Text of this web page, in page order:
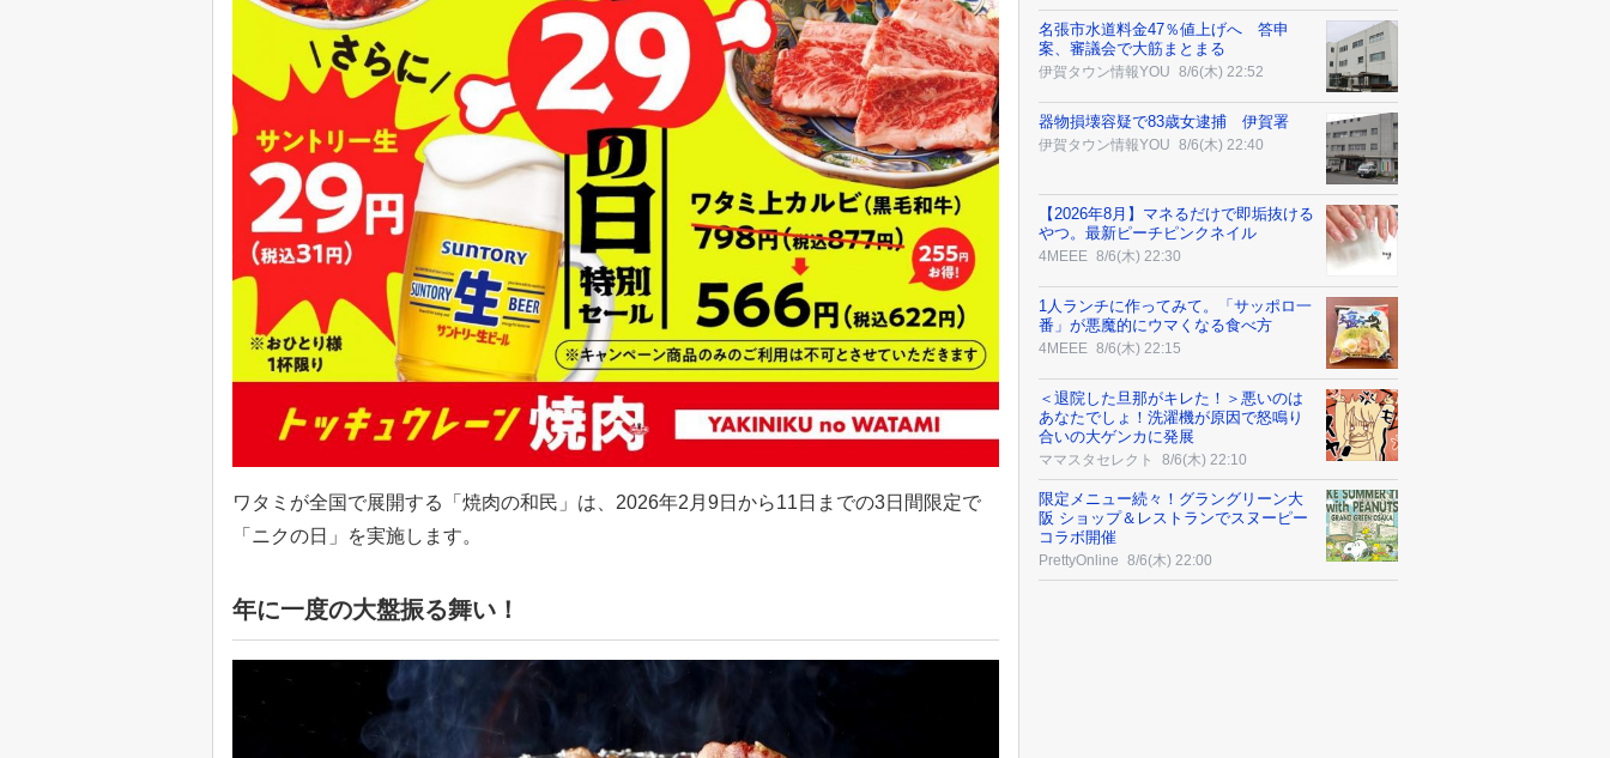
ワタミが全国で展開する「焼肉の和民」は、2026年2月9日から11日までの3日間限定で
「ニクの日」を実施します。
年に一度の大盤振る舞い！
名張市水道料金47％値上げへ 答申
案、審議会で大筋まとまる
伊賀タウン情報YOU 8/6(木) 22:52
器物損壊容疑で83歳女逮捕 伊賀署
伊賀タウン情報YOU 8/6(木) 22:40
【2026年8月】マネるだけで即垢抜ける
やつ。最新ピーチピンクネイル
4MEEE 8/6(木) 22:30
1人ランチに作ってみて。「サッポロ一
番」が悪魔的にウマくなる食べ方
4MEEE 8/6(木) 22:15
＜退院した旦那がキレた！＞悪いのは
あなたでしょ！洗濯機が原因で怒鳴り
合いの大ゲンカに発展
ママスタセレクト 8/6(木) 22:10
限定メニュー続々！グラングリーン大
阪 ショップ＆レストランでスヌーピー
コラボ開催
PrettyOnline 8/6(木) 22:00